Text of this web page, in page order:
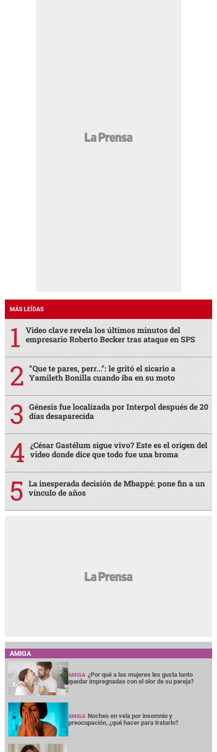
MÁS LEÍDAS
Video clave revela los últimos minutos del
empresario Roberto Becker tras ataque en SPS
“Que te pares, perr...”: le gritó el sicario a
Yamileth Bonilla cuando iba en su moto
Génesis fue localizada por Interpol después de 20
días desaparecida
¿César Gastélum sigue vivo? Este es el origen del
video donde dice que todo fue una broma
La inesperada decisión de Mbappé: pone fin a un
vínculo de años
AMIGA
AMIGA ¿Por qué a las mujeres les gusta tanto
quedar impregnadas con el olor de su pareja?
AMIGA Noches en vela por insomnio y
preocupación, ¿qué hacer para tratarlo?